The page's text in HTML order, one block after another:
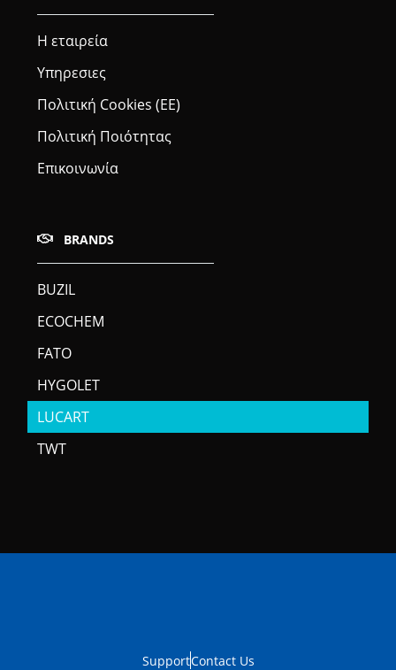
Η εταιρεία
Υπηρεσιες
Πολιτική Cookies (ΕΕ)
Πολιτική Ποιότητας
Επικοινωνία
BRANDS
BUZIL
ECOCHEM
FATO
HYGOLET
LUCART
TWT
SupportContact Us